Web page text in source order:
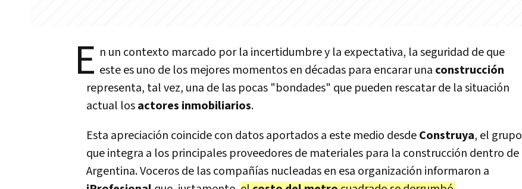
E n un contexto marcado por la incertidumbre y la expectativa, la seguridad de que
este es uno de los mejores momentos en décadas para encarar una construcción
representa, tal vez, una de las pocas "bondades" que pueden rescatar de la situación
actual losactores inmobiliarios.
Esta apreciación coincide con datos aportados a este medio desdeConstruya, el grupo
que integra a los principales proveedores de materiales para la construcción dentro de
Argentina. Voceros de las compañías nucleadas en esa organización informaron a